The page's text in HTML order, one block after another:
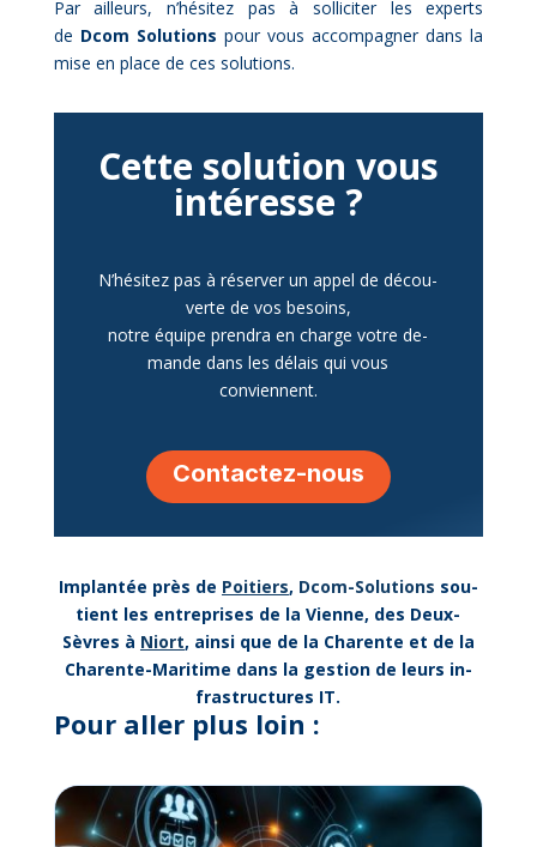
Par ailleurs, n’hésitez pas à sol­li­ci­ter les ex­perts
de Dcom So­lu­tions pour vous accom­pa­gner dans la
mise en place de ces so­lu­tions.
Cette so­lu­tion vous
in­té­resse ?
N’hésitez pas à ré­ser­ver un ap­pel de dé­cou­
verte de vos be­soins,
notre équipe pren­dra en charge votre de­
mande dans les dé­lais qui vous
conviennent.
Contac­tez-nous
Im­plan­tée près de Poi­tiers, Dcom-So­lu­tions sou­
tient les en­tre­prises de la Vienne, des Deux-
Sèvres à Niort, ain­si que de la Cha­rente et de la
Cha­rente-Ma­ri­time dans la ges­tion de leurs in­
fra­struc­tures IT.
Pour al­ler plus loin :